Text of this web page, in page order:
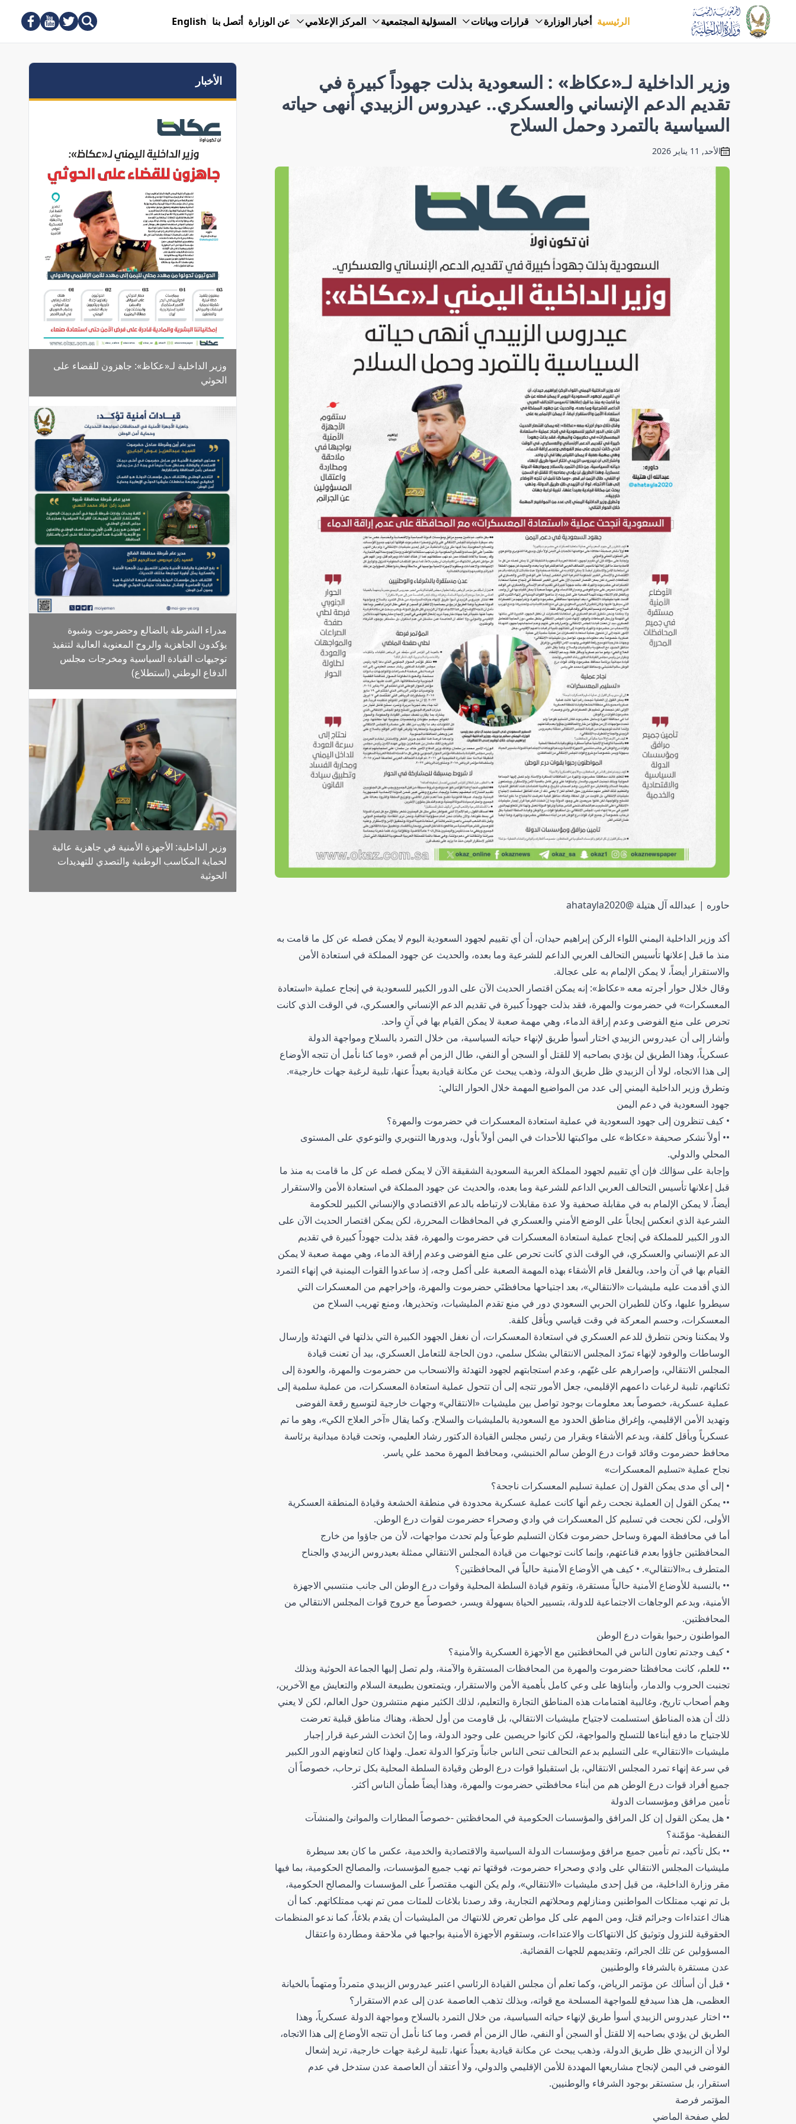
الرئيسية أخبار الوزارة قرارات وبيانات المسؤلية المجتمعية المركز الإعلامي عن الوزارة أتصل بنا English
وزير الداخلية لـ«عكاظ» : السعودية بذلت جهوداً كبيرة في
تقديم الدعم الإنساني والعسكري.. عيدروس الزبيدي أنهى حياته
السياسية بالتمرد وحمل السلاح
الأحد, 11 يناير 2026
حاوره | عبدالله آل هتيلة @ahatayla2020
أكد وزير الداخلية اليمني اللواء الركن إبراهيم حيدان، أن أي تقييم لجهود السعودية اليوم لا يمكن فصله عن كل ما قامت به
منذ ما قبل إعلانها تأسيس التحالف العربي الداعم للشرعية وما بعده، والحديث عن جهود المملكة في استعادة الأمن
والاستقرار أيضاً، لا يمكن الإلمام به على عجالة.
وقال خلال حوار أجرته معه «عكاظ»: إنه يمكن اقتصار الحديث الآن على الدور الكبير للسعودية في إنجاح عملية «استعادة
المعسكرات» في حضرموت والمهرة، فقد بذلت جهوداً كبيرة في تقديم الدعم الإنساني والعسكري، في الوقت الذي كانت
تحرص على منع الفوضى وعدم إراقة الدماء، وهي مهمة صعبة لا يمكن القيام بها في آنٍ واحد.
وأشار إلى أن عيدروس الزبيدي اختار أسوأ طريق لإنهاء حياته السياسية، من خلال التمرد بالسلاح ومواجهة الدولة
عسكرياً، وهذا الطريق لن يؤدي بصاحبه إلا للقتل أو السجن أو النفي، طال الزمن أم قصر، «وما كنا نأمل أن تتجه الأوضاع
إلى هذا الاتجاه، لولا أن الزبيدي ظل طريق الدولة، وذهب يبحث عن مكانة قيادية بعيداً عنها، تلبية لرغبة جهات خارجية».
وتطرق وزير الداخلية اليمني إلى عدد من المواضيع المهمة خلال الحوار التالي:
جهود السعودية في دعم اليمن
• كيف تنظرون إلى جهود السعودية في عملية استعادة المعسكرات في حضرموت والمهرة؟
•• أولاً نشكر صحيفة «عكاظ» على مواكبتها للأحداث في اليمن أولاً بأول، وبدورها التنويري والتوعوي على المستوى
المحلي والدولي.
وإجابة على سؤالك فإن أي تقييم لجهود المملكة العربية السعودية الشقيقة الآن لا يمكن فصله عن كل ما قامت به منذ ما
قبل إعلانها تأسيس التحالف العربي الداعم للشرعية وما بعده، والحديث عن جهود المملكة في استعادة الأمن والاستقرار
أيضاً، لا يمكن الإلمام به في مقابلة صحفية ولا عدة مقابلات لارتباطه بالدعم الاقتصادي والإنساني الكبير للحكومة
الشرعية الذي انعكس إيجاباً على الوضع الأمني والعسكري في المحافظات المحررة، لكن يمكن اقتصار الحديث الآن على
الدور الكبير للمملكة في إنجاح عملية استعادة المعسكرات في حضرموت والمهرة، فقد بذلت جهوداً كبيرة في تقديم
الدعم الإنساني والعسكري، في الوقت الذي كانت تحرص على منع الفوضى وعدم إراقة الدماء، وهي مهمة صعبة لا يمكن
القيام بها في آن واحد، وبالفعل قام الأشقاء بهذه المهمة الصعبة على أكمل وجه، إذ ساعدوا القوات اليمنية في إنهاء التمرد
الذي أقدمت عليه مليشيات «الانتقالي»، بعد اجتياحها محافظتَي حضرموت والمهرة، وإخراجهم من المعسكرات التي
سيطروا عليها، وكان للطيران الحربي السعودي دور في منع تقدم المليشيات، وتحذيرها، ومنع تهريب السلاح من
المعسكرات، وحسم المعركة في وقت قياسي وبأقل كلفة.
ولا يمكننا ونحن نتطرق للدعم العسكري في استعادة المعسكرات، أن نغفل الجهود الكبيرة التي بذلتها في التهدئة وإرسال
الوساطات والوفود لإنهاء تمرّد المجلس الانتقالي بشكل سلمي، دون الحاجة للتعامل العسكري، بيد أن تعنت قيادة
المجلس الانتقالي، وإصرارهم على غيّهم، وعدم استجابتهم لجهود التهدئة والانسحاب من حضرموت والمهرة، والعودة إلى
ثكناتهم، تلبية لرغبات داعمهم الإقليمي، جعل الأمور تتجه إلى أن تتحول عملية استعادة المعسكرات، من عملية سلمية إلى
عملية عسكرية، خصوصاً بعد معلومات بوجود تواصل بين مليشيات «الانتقالي» وجهات خارجية لتوسيع رقعة الفوضى
وتهديد الأمن الإقليمي، وإغراق مناطق الحدود مع السعودية بالمليشيات والسلاح. وكما يقال «آخر العلاج الكي»، وهو ما تم
عسكرياً وبأقل كلفة، وبدعم الأشقاء وبقرار من رئيس مجلس القيادة الدكتور رشاد العليمي، وتحت قيادة ميدانية برئاسة
محافظ حضرموت وقائد قوات درع الوطن سالم الخنبشي، ومحافظ المهرة محمد علي ياسر.
نجاح عملية «تسليم المعسكرات»
• إلى أي مدى يمكن القول إن عملية تسليم المعسكرات ناجحة؟
•• يمكن القول إن العملية نجحت رغم أنها كانت عملية عسكرية محدودة في منطقة الخشعة وقيادة المنطقة العسكرية
الأولى، لكن نجحت في تسليم كل المعسكرات في وادي وصحراء حضرموت لقوات درع الوطن.
أما في محافظة المهرة وساحل حضرموت فكان التسليم طوعياً ولم تحدث مواجهات، لأن من جاؤوا من خارج
المحافظتين جاؤوا بعدم قناعتهم، وإنما كانت توجيهات من قيادة المجلس الانتقالي ممثلة بعيدروس الزبيدي والجناح
المتطرف بـ«الانتقالي». • كيف هي الأوضاع الأمنية حالياً في المحافظتين؟
•• بالنسبة للأوضاع الأمنية حالياً مستقرة، وتقوم قيادة السلطة المحلية وقوات درع الوطن الى جانب منتسبي الاجهزة
الأمنية، وبدعم الوجاهات الاجتماعية للدولة، بتسيير الحياة بسهولة ويسر، خصوصاً مع خروج قوات المجلس الانتقالي من
المحافظتين.
المواطنون رحبوا بقوات درع الوطن
• كيف وجدتم تعاون الناس في المحافظتين مع الأجهزة العسكرية والأمنية؟
•• للعلم، كانت محافظتا حضرموت والمهرة من المحافظات المستقرة والآمنة، ولم تصل إليها الجماعة الحوثية وبذلك
تجنبت الحروب والدمار، وأبناؤها على وعي كامل بأهمية الأمن والاستقرار، ويتمتعون بطبيعة السلام والتعايش مع الآخرين،
وهم أصحاب تاريخ، وغالبية اهتمامات هذه المناطق التجارة والتعليم، لذلك الكثير منهم منتشرون حول العالم، لكن لا يعني
ذلك أن هذه المناطق استسلمت لاجتياح مليشيات الانتقالي، بل قاومت من أول لحظة، وهناك مناطق قبلية تعرضت
للاجتياح ما دفع أبناءها للتسلح والمواجهة، لكن كانوا حريصين على وجود الدولة، وما إنْ اتخذت الشرعية قرار إجبار
مليشيات «الانتقالي» على التسليم بدعم التحالف تنحى الناس جانباً وتركوا الدولة تعمل. ولهذا كان لتعاونهم الدور الكبير
في سرعة إنهاء تمرد المجلس الانتقالي، بل استقبلوا قوات درع الوطن وقيادة السلطة المحلية بكل ترحاب، خصوصاً أن
جميع أفراد قوات درع الوطن هم من أبناء محافظتي حضرموت والمهرة، وهذا أيضاً طمأن الناس أكثر.
تأمين مرافق ومؤسسات الدولة
• هل يمكن القول إن كل المرافق والمؤسسات الحكومية في المحافظتين -خصوصاً المطارات والموانئ والمنشآت
النفطية- مؤمّنة؟
•• بكل تأكيد، تم تأمين جميع مرافق ومؤسسات الدولة السياسية والاقتصادية والخدمية، عكس ما كان بعد سيطرة
مليشيات المجلس الانتقالي على وادي وصحراء حضرموت، فوقتها تم نهب جميع المؤسسات، والمصالح الحكومية، بما فيها
مقر وزارة الداخلية، من قبل إحدى مليشيات «الانتقالي»، ولم يكن النهب مقتصراً على المؤسسات والمصالح الحكومية،
بل تم نهب ممتلكات المواطنين ومنازلهم ومحلاتهم التجارية، وقد رصدنا بلاغات للمئات ممن تم نهب ممتلكاتهم. كما أن
هناك اعتداءات وجرائم قتل، ومن المهم على كل مواطن تعرض للانتهاك من المليشيات أن يقدم بلاغاً، كما ندعو المنظمات
الحقوقية للنزول وتوثيق كل الانتهاكات والاعتداءات، وستقوم الأجهزة الأمنية بواجبها في ملاحقة ومطاردة واعتقال
المسؤولين عن تلك الجرائم، وتقديمهم للجهات القضائية.
عدن مستقرة بالشرفاء والوطنيين
• قبل أن أسألك عن مؤتمر الرياض، وكما تعلم أن مجلس القيادة الرئاسي اعتبر عيدروس الزبيدي متمرداً ومتهماً بالخيانة
العظمى، هل هذا سيدفع للمواجهة المسلحة مع قواته، وبذلك تذهب العاصمة عدن إلى عدم الاستقرار؟
•• اختار عيدروس الزبيدي أسوأ طريق لإنهاء حياته السياسية، من خلال التمرد بالسلاح ومواجهة الدولة عسكرياً، وهذا
الطريق لن يؤدي بصاحبه إلا للقتل أو السجن أو النفي، طال الزمن أم قصر، وما كنا نأمل أن تتجه الأوضاع إلى هذا الاتجاه،
لولا أن الزبيدي ظل طريق الدولة، وذهب يبحث عن مكانة قيادية بعيداً عنها، تلبية لرغبة جهات خارجية، تريد إشعال
الفوضى في اليمن لإنجاح مشاريعها المهددة للأمن الإقليمي والدولي، ولا أعتقد أن العاصمة عدن ستدخل في عدم
استقرار، بل ستستقر بوجود الشرفاء والوطنيين.
المؤتمر فرصة
لطي صفحة الماضي
الأخبار
وزير الداخلية لـ«عكاظ»: جاهزون للقضاء على
الحوثي
مدراء الشرطة بالضالع وحضرموت وشبوة
يؤكدون الجاهزية والروح المعنوية العالية لتنفيذ
توجيهات القيادة السياسية ومخرجات مجلس
الدفاع الوطني (استطلاع)
وزير الداخلية: الأجهزة الأمنية في جاهزية عالية
لحماية المكاسب الوطنية والتصدي للتهديدات
الحوثية